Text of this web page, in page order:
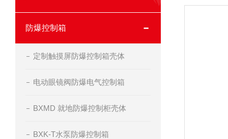
防爆控制箱
定制触摸屏防爆控制箱壳体
电动眼镜阀防爆电气控制箱
BXMD 就地防爆控制柜壳体
BXK-T水泵防爆控制箱